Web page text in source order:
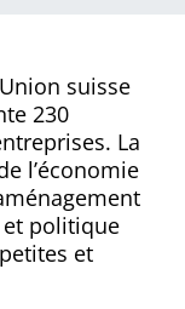
suisse
230
La
l’économie
et politique
et